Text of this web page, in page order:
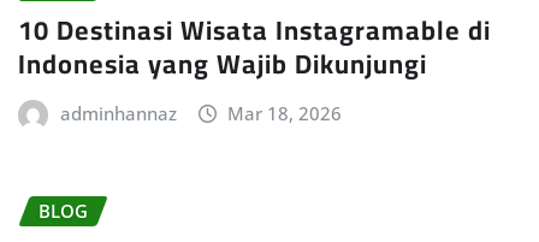
10 Destinasi Wisata Instagramable di
Indonesia yang Wajib Dikunjungi
adminhannaz Mar 18, 2026
BLOG